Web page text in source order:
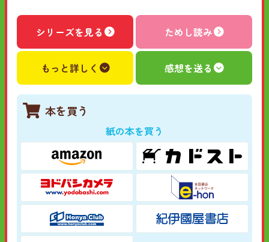
シリーズを見る ためし読み
もっと詳しく 感想を送る
本を買う
紙の本を買う